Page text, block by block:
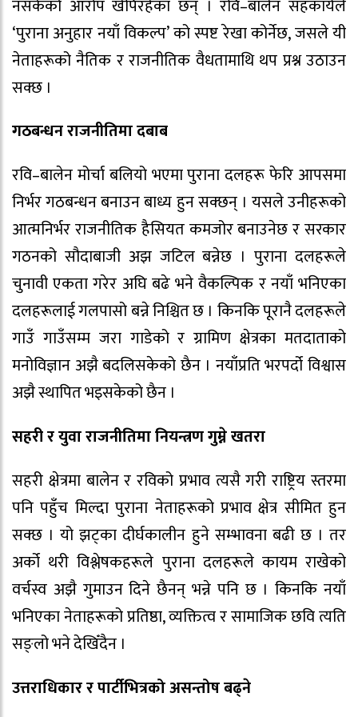
नसकेको आरोप खेपिरहेका छन् । रवि–बालेन सहकार्यले
‘पुराना अनुहार नयाँ विकल्प’ को स्पष्ट रेखा कोर्नेछ, जसले यी
नेताहरूको नैतिक र राजनीतिक वैधतामाथि थप प्रश्न उठाउन
सक्छ ।
गठबन्धन राजनीतिमा दबाब
रवि–बालेन मोर्चा बलियो भएमा पुराना दलहरू फेरि आपसमा
निर्भर गठबन्धन बनाउन बाध्य हुन सक्छन् । यसले उनीहरूको
आत्मनिर्भर राजनीतिक हैसियत कमजोर बनाउनेछ र सरकार
गठनको सौदाबाजी अझ जटिल बन्नेछ । पुराना दलहरूले
चुनावी एकता गरेर अघि बढे भने वैकल्पिक र नयाँ भनिएका
दलहरूलाई गलपासो बन्ने निश्चित छ । किनकि पूरानै दलहरूले
गाउँ गाउँसम्म जरा गाडेको र ग्रामिण क्षेत्रका मतदाताको
मनोविज्ञान अझै बदलिसकेको छैन । नयाँप्रति भरपर्दो विश्वास
अझै स्थापित भइसकेको छैन ।
सहरी र युवा राजनीतिमा नियन्त्रण गुम्ने खतरा
सहरी क्षेत्रमा बालेन र रविको प्रभाव त्यसै गरी राष्ट्रिय स्तरमा
पनि पहुँच मिल्दा पुराना नेताहरूको प्रभाव क्षेत्र सीमित हुन
सक्छ । यो झट्का दीर्घकालीन हुने सम्भावना बढी छ । तर
अर्को थरी विश्लेषकहरूले पुराना दलहरूले कायम राखेको
वर्चस्व अझै गुमाउन दिने छैनन् भन्ने पनि छ । किनकि नयाँ
भनिएका नेताहरूको प्रतिष्ठा, व्यक्तित्व र सामाजिक छवि त्यति
सङ्लो भने देखिँदैन ।
उत्तराधिकार र पार्टीभित्रको असन्तोष बढ्ने